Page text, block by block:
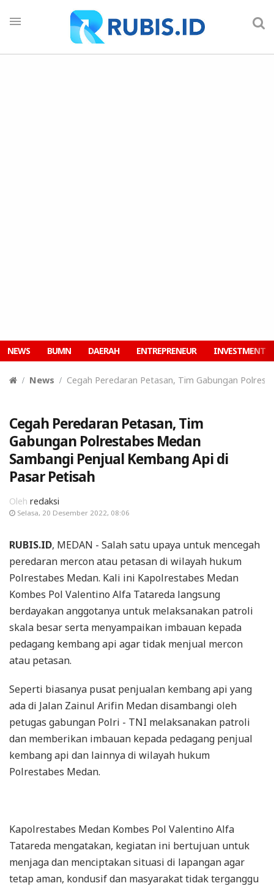
NEWS BUMN DAERAH ENTREPRENEUR INVESTMENT
News Cegah Peredaran Petasan, Tim Gabungan
Cegah Peredaran Petasan, Tim
Gabungan Polrestabes Medan
Sambangi Penjual Kembang Api di
Pasar Petisah
Oleh redaksi
Selasa, 20 Desember 2022, 08:06
RUBIS.ID, MEDAN - Salah satu upaya untuk mencegah
peredaran mercon atau petasan di wilayah hukum
Polrestabes Medan. Kali ini Kapolrestabes Medan
Kombes Pol Valentino Alfa Tatareda langsung
berdayakan anggotanya untuk melaksanakan patroli
skala besar serta menyampaikan imbauan kepada
pedagang kembang api agar tidak menjual mercon
atau petasan.
Seperti biasanya pusat penjualan kembang api yang
ada di Jalan Zainul Arifin Medan disambangi oleh
petugas gabungan Polri - TNI melaksanakan patroli
dan memberikan imbauan kepada pedagang penjual
kembang api dan lainnya di wilayah hukum
Polrestabes Medan.
Kapolrestabes Medan Kombes Pol Valentino Alfa
Tatareda mengatakan, kegiatan ini bertujuan untuk
menjaga dan menciptakan situasi di lapangan agar
tetap aman, kondusif dan masyarakat tidak terganggu